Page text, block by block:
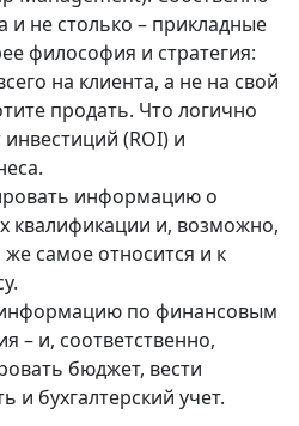
и не столько – прикладные
философия и стратегия:
на клиента, а не на свой
продать. Что логично
(ROI) и
информацию о
квалификации и, возможно,
самое относится и к
по финансовым
– и, соответственно,
бюджет, вести
и бухгалтерский учет.